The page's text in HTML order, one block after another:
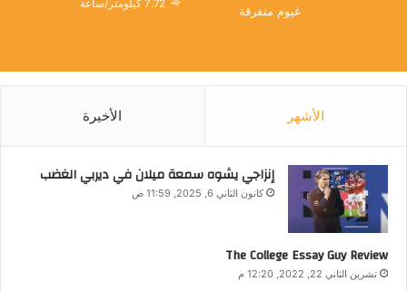
غيوم متفرقة 7.72 كيلومتر/ساعة
الأشهر الأخيرة
إنزاجي يشوه سمعة ميلان في ديربي الغضب
كانون الثاني 6, 2025, 11:59 ص
The College Essay Guy Review
تشرين الثاني 22, 2022, 12:20 م